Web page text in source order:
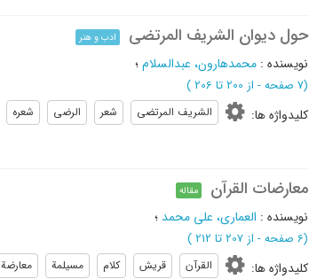
حول دیوان الشریف المرتضی ادب و هنر
نویسنده : محمدهارون، عبدالسلام؛
(‎7 صفحه - از 200 تا 206 )
کلیدواژه ها: الشریف المرتضی شعر الرضی شعره
معارضات القرآن مقاله
نویسنده : العماری، علی محمد ؛
(‎6 صفحه - از 207 تا 212 )
کلیدواژه ها: القرآن قریش کلام مسیلمة معارضة